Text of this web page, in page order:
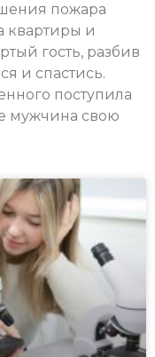
пожара
квартиры и
гость, разбив
и спастись.
поступила
мужчина свою